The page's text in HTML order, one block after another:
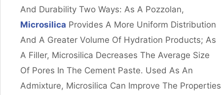
And Durability Two Ways: As A Pozzolan,
Microsilica Provides A More Uniform Distribution
And A Greater Volume Of Hydration Products; As
A Filler, Microsilica Decreases The Average Size
Of Pores In The Cement Paste. Used As An
Admixture, Microsilica Can Improve The Properties